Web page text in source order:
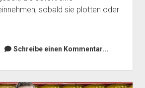
sobald sie plotten oder
Schreibe einen Kommentar...